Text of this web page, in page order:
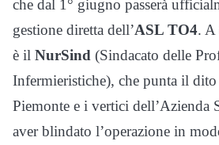
che dal 1° giugno passerà
gestione diretta dell’ASL TO4. A
è il NurSind (Sindacato delle
Infermieristiche), che punta il
Piemonte e i vertici dell’Azienda
aver blindato l’operazione in